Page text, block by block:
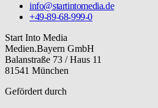
info@startintomedia.de
+49-89-68-999-0
Start Into Media
Medien.Bayern GmbH
Balanstraße 73 / Haus 11
81541 München
Gefördert durch